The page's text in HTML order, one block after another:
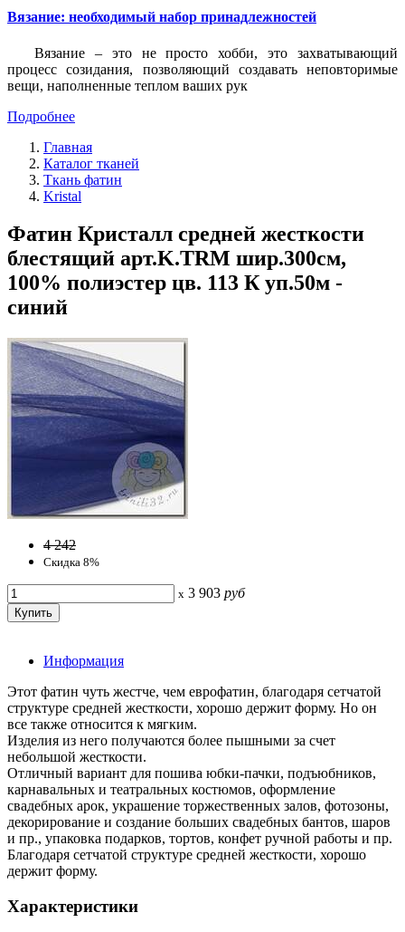
Вязание: необходимый набор принадлежностей
Вязание – это не просто хобби, это захватывающий
процесс созидания, позволяющий создавать неповторимые
вещи, наполненные теплом ваших рук
Подробнее
Главная
Каталог тканей
Ткань фатин
Kristal
Фатин Кристалл средней жесткости
блестящий арт.K.TRM шир.300см,
100% полиэстер цв. 113 К уп.50м -
синий
4 242
Скидка 8%
x 3 903 руб
Информация
Этот фатин чуть жестче, чем еврофатин, благодаря сетчатой
структуре средней жесткости, хорошо держит форму. Но он
все также относится к мягким.
Изделия из него получаются более пышными за счет
небольшой жесткости.
Отличный вариант для пошива юбки-пачки, подъюбников,
карнавальных и театральных костюмов, оформление
свадебных арок, украшение торжественных залов, фотозоны,
декорирование и создание больших свадебных бантов, шаров
и пр., упаковка подарков, тортов, конфет ручной работы и пр.
Благодаря сетчатой структуре средней жесткости, хорошо
держит форму.
Характеристики